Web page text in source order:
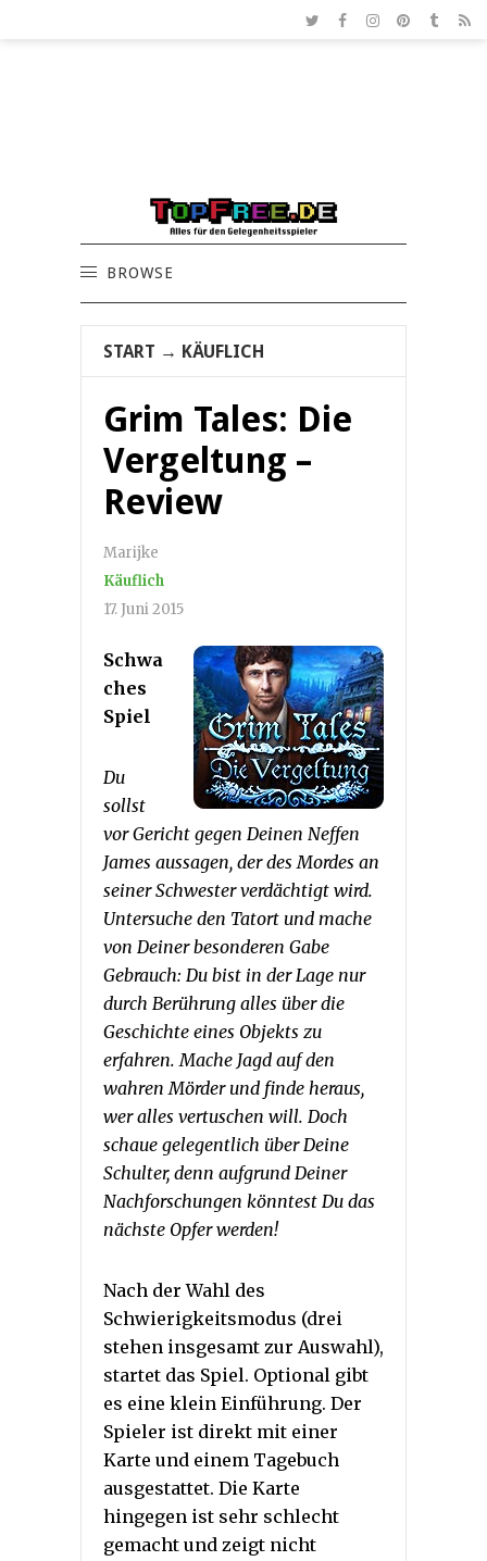
BROWSE
START → KÄUFLICH
Grim Tales: Die
Vergeltung –
Review
Marijke
Käuflich
17. Juni 2015
Schwa
ches
Spiel
Du
sollst
vor Gericht gegen Deinen Neffen
James aussagen, der des Mordes an
seiner Schwester verdächtigt wird.
Untersuche den Tatort und mache
von Deiner besonderen Gabe
Gebrauch: Du bist in der Lage nur
durch Berührung alles über die
Geschichte eines Objekts zu
erfahren. Mache Jagd auf den
wahren Mörder und finde heraus,
wer alles vertuschen will. Doch
schaue gelegentlich über Deine
Schulter, denn aufgrund Deiner
Nachforschungen könntest Du das
nächste Opfer werden!
Nach der Wahl des
Schwierigkeitsmodus (drei
stehen insgesamt zur Auswahl),
startet das Spiel. Optional gibt
es eine klein Einführung. Der
Spieler ist direkt mit einer
Karte und einem Tagebuch
ausgestattet. Die Karte
hingegen ist sehr schlecht
gemacht und zeigt nicht